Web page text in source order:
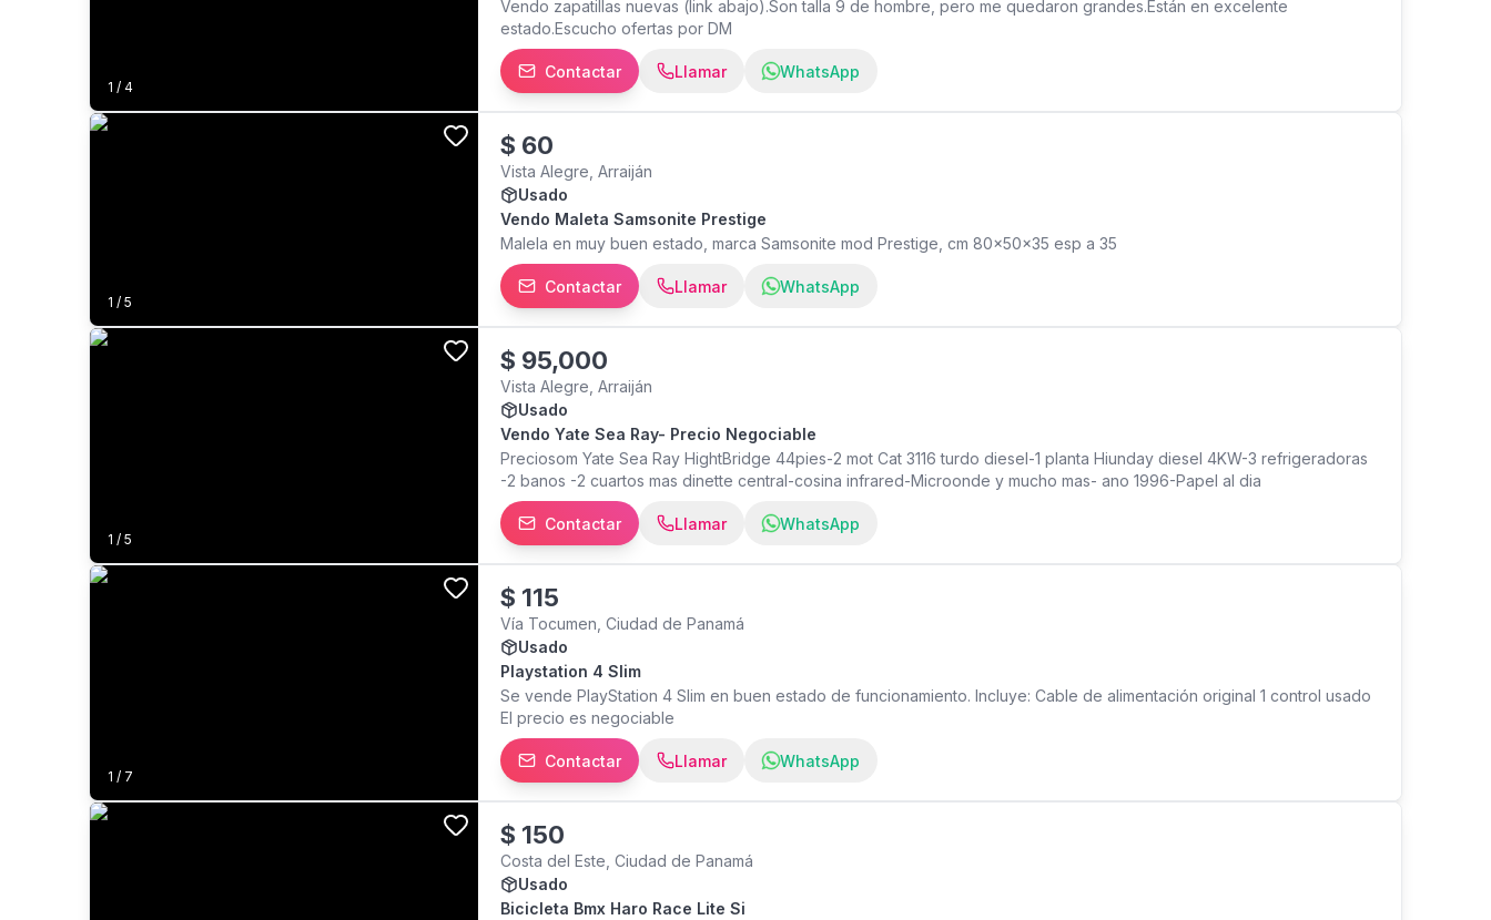
1 / 4
Vendo zapatillas nuevas (link abajo).Son talla 9 de hombre, pero me quedaron grandes.Están en excelente
estado.Escucho ofertas por DM
Contactar Llamar WhatsApp
1 / 5
$ 60
Vista Alegre, Arraiján
Usado
Vendo Maleta Samsonite Prestige
Malela en muy buen estado, marca Samsonite mod Prestige, cm 80x50x35 esp a 35
Contactar Llamar WhatsApp
1 / 5
$ 95,000
Vista Alegre, Arraiján
Usado
Vendo Yate Sea Ray- Precio Negociable
Preciosom Yate Sea Ray HightBridge 44pies-2 mot Cat 3116 turdo diesel-1 planta Hiunday diesel 4KW-3 refrigeradoras
-2 banos -2 cuartos mas dinette central-cosina infrared-Microonde y mucho mas- ano 1996-Papel al dia
Contactar Llamar WhatsApp
1 / 7
$ 115
Vía Tocumen, Ciudad de Panamá
Usado
Playstation 4 Slim
Se vende PlayStation 4 Slim en buen estado de funcionamiento. Incluye: Cable de alimentación original 1 control usado
El precio es negociable
Contactar Llamar WhatsApp
$ 150
Costa del Este, Ciudad de Panamá
Usado
Bicicleta Bmx Haro Race Lite Si